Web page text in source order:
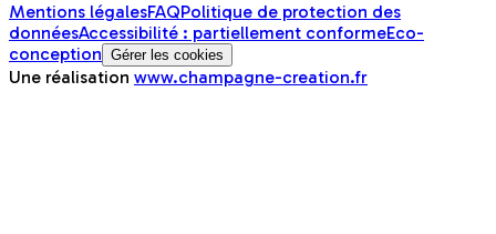
Mentions légalesFAQPolitique de protection des
donnéesAccessibilité : partiellement conformeEco-
conception Gérer les cookies
Une réalisation www.champagne-creation.fr